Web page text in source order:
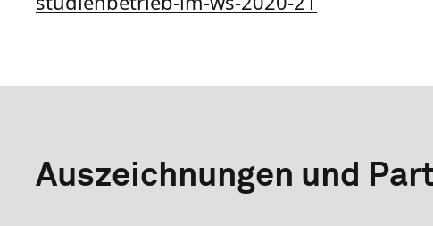
Auszeichnungen und